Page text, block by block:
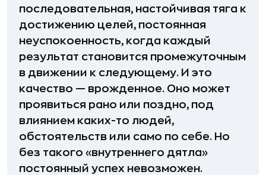
последовательная, настойчивая тяга к
достижению целей, постоянная
неуспокоенность, когда каждый
результат становится промежуточным
в движении к следующему. И это
качество — врожденное. Оно может
проявиться рано или поздно, под
влиянием каких-то людей,
обстоятельств или само по себе. Но
без такого «внутреннего дятла»
постоянный успех невозможен.